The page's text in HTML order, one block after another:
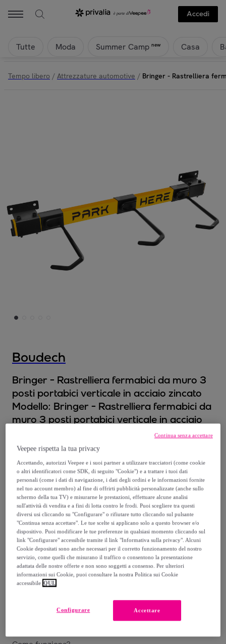
Accedi
Tutte Moda Summer Camp new Casa
Tempo libero / Attrezzature automotive / Bringer - Rastrelliera
Boudech
Bringer - Rastrelliera fermabici da muro 3
posti portabici verticale in acciaio zincato
Modello: Bringer - Rastrelliera fermabici da
muro 3 posti portabici verticale in acciaio
34,99 €
64,99 €
-46%
Venduto daFranchini Shop
Consegna
Spedizione gratuita
Consegna: tra il12/08
Veepee rispetta la tua privacy
Accettando, autorizzi Veepee e i suoi partner a utilizzare tracciatori (come cookie
o altri identificatori come SDK, di seguito "Cookie") e a trattare i tuoi dati
personali (come i dati di navigazione, i dati degli ordini e le informazioni fornite
nel tuo account membro) al fine di offrirti pubblicità personalizzate (anche sullo
schermo della tua TV) e misurarne le prestazioni, effettuare alcune analisi
sull'attività di vendita e a fini di lotta contro le frodi. Puoi scegliere tra questi
diversi usi cliccando su "Configurare" o rifiutare tutto cliccando sul pulsante
"Continua senza accettare". Le tue scelte si applicano solo a questo browser e/o
dispositivo. Puoi modificare le tue preferenze in qualsiasi momento cliccando sul
link "Configurare" accessibile tramite il link "Informativa sulla privacy". Alcuni
Cookie depositati sono anche necessari per il corretto funzionamento del nostro
servizio, come quelli che misurano il traffico o consentono la presentazione
adattata delle nostre offerte e non sono soggetti a consenso. Per ulteriori
informazioni sui Cookie, puoi consultare la nostra Politica sui Cookie
accessibile QUI.
Accettare
Configurare
Continua senza accettare